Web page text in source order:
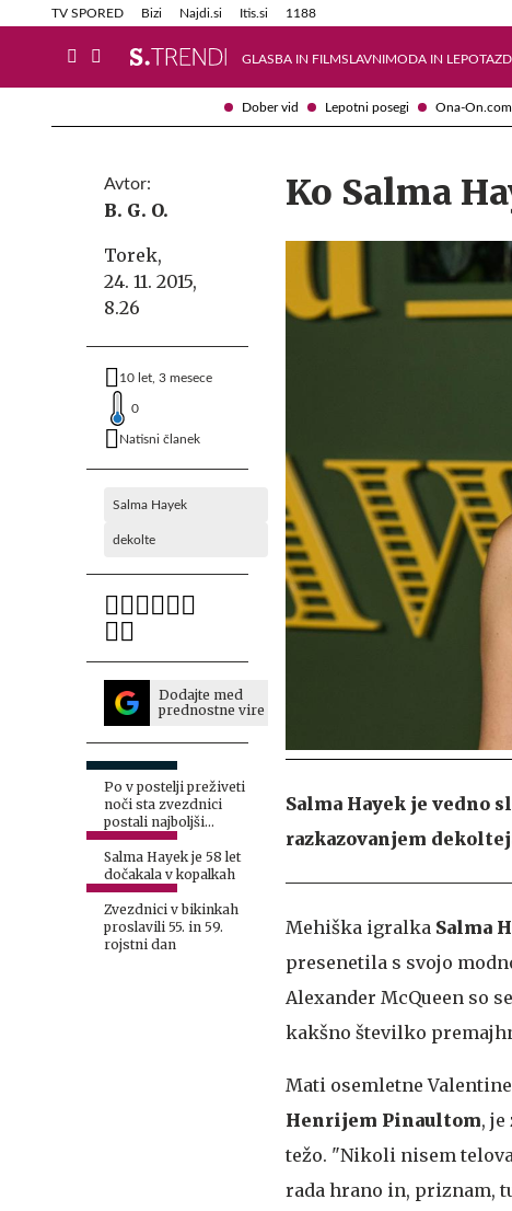
Dober vid Lepotni posegi Ona-On.com
TV SPORED Bizi Najdi.si Itis.si 1188
GLASBA IN FILMSLAVNIMODA IN LEPOTA
Info in obvestila Tehnik
Avtor:
B. G. O.
Torek,
24. 11. 2015,
8.26
10 let, 3 mesece
0
Natisni članek
Salma Hayek
dekolte
Dodajte med
prednostne vire
Po v postelji preživeti
noči sta zvezdnici
postali najboljši
prijateljici
Salma Hayek je 58 let
dočakala v kopalkah
Zvezdnici v bikinkah
proslavili 55. in 59.
rojstni dan
Ko Salma
Salma Hayek je vedno
razkazovanjem
Mehiška igralka Salma
presenetila s svojo
Alexander McQueen so
kakšno številko
Mati osemletne
Henrijem Pinaultom,
težo. "Nikoli nisem
rada hrano in, priznam,